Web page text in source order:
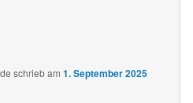
schriebam1. September 2025